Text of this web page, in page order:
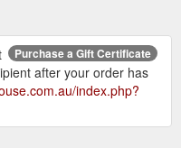
Purchase a Gift Certificate
after your order has
index.php?